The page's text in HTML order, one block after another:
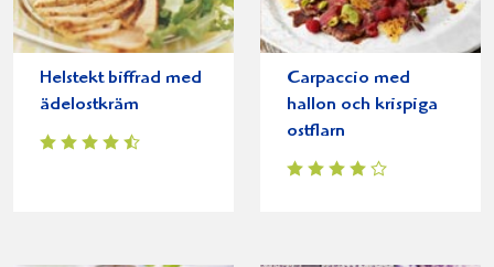
Helstekt biffrad med
ädelostkräm
Carpaccio med
hallon och krispiga
ostflarn